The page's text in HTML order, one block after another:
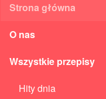
Strona główna
O nas
Wszystkie przepisy
Hity dnia